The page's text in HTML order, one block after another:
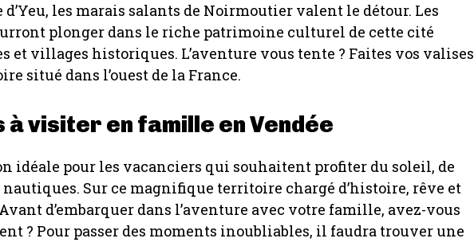
les marais salants de Noirmoutier valent le détour. Les
plonger dans le riche patrimoine culturel de cette cité
et villages historiques. L’aventure vous tente ? Faites vos valises
situé dans l’ouest de la France.
à visiter en famille en Vendée
idéale pour les vacanciers qui souhaitent profiter du soleil, de
Sur ce magnifique territoire chargé d’histoire, rêve et
d’embarquer dans l’aventure avec votre famille, avez-vous
? Pour passer des moments inoubliables, il faudra trouver une